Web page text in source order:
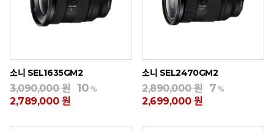
소니 SEL1635GM2
3,090,000 원 10 %
2,789,000 원
소니 SEL2470GM2
2,890,000 원 7 %
2,699,000 원